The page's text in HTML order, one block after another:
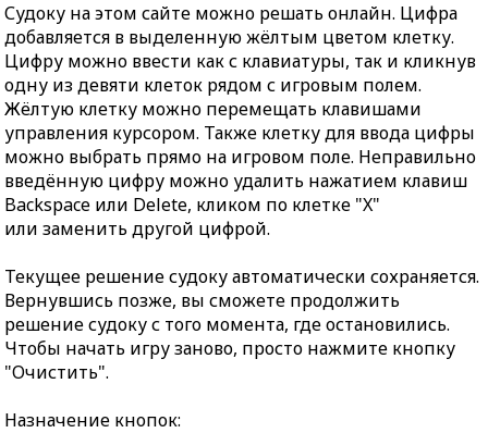
Судоку на этом сайте можно решать онлайн. Цифра
добавляется в выделенную жёлтым цветом клетку.
Цифру можно ввести как с клавиатуры, так и кликнув
одну из девяти клеток рядом с игровым полем.
Жёлтую клетку можно перемещать клавишами
управления курсором. Также клетку для ввода цифры
можно выбрать прямо на игровом поле. Неправильно
введённую цифру можно удалить нажатием клавиш
Backspace или Delete, кликом по клетке "X"
или заменить другой цифрой.
Текущее решение судоку автоматически сохраняется.
Вернувшись позже, вы сможете продолжить
решение судоку с того момента, где остановились.
Чтобы начать игру заново, просто нажмите кнопку
"Очистить".
Назначение кнопок: